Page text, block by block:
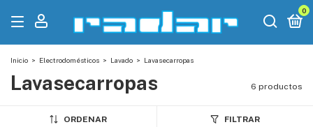
0
Inicio > Electrodomésticos > Lavado > Lavasecarropas
Lavasecarropas 6 productos
ORDENAR FILTRAR